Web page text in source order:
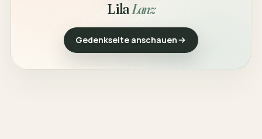
LilaLanz
Gedenkseite anschauen